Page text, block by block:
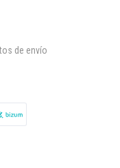
de envío